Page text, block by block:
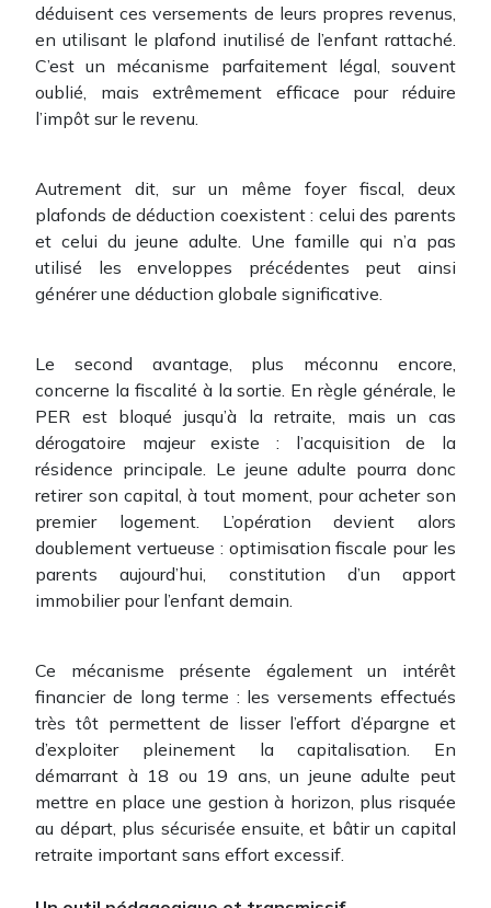
déduisent ces versements de leurs propres revenus,
en utilisant le plafond inutilisé de l’enfant rattaché.
C’est un mécanisme parfaitement légal, souvent
oublié, mais extrêmement efficace pour réduire
l’impôt sur le revenu.
Autrement dit, sur un même foyer fiscal, deux
plafonds de déduction coexistent : celui des parents
et celui du jeune adulte. Une famille qui n’a pas
utilisé les enveloppes précédentes peut ainsi
générer une déduction globale significative.
Le second avantage, plus méconnu encore,
concerne la fiscalité à la sortie. En règle générale, le
PER est bloqué jusqu’à la retraite, mais un cas
dérogatoire majeur existe : l’acquisition de la
résidence principale. Le jeune adulte pourra donc
retirer son capital, à tout moment, pour acheter son
premier logement. L’opération devient alors
doublement vertueuse : optimisation fiscale pour les
parents aujourd’hui, constitution d’un apport
immobilier pour l’enfant demain.
Ce mécanisme présente également un intérêt
financier de long terme : les versements effectués
très tôt permettent de lisser l’effort d’épargne et
d’exploiter pleinement la capitalisation. En
démarrant à 18 ou 19 ans, un jeune adulte peut
mettre en place une gestion à horizon, plus risquée
au départ, plus sécurisée ensuite, et bâtir un capital
retraite important sans effort excessif.